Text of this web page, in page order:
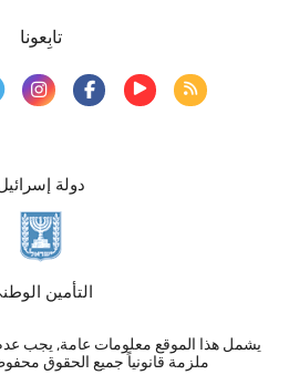
دولة إسرائيل
التأمين الوطني
يشمل هذا الموقع معلومات عامة, يجب عدم
ملزمة قانونياً جميع الحقوق
تابِعونا